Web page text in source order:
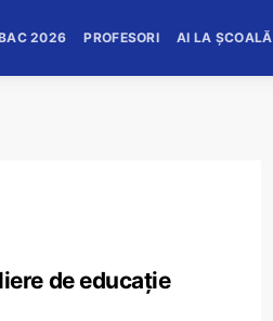
2026 PROFESORI AI LA ȘCOALĂ
de educație